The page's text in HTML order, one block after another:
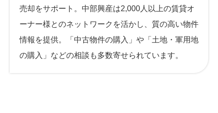
売却をサポート。中部興産は2,000人以上の賃貸オ
ーナー様とのネットワークを活かし、質の高い物件
情報を提供。「中古物件の購入」や「土地・軍用地
の購入」などの相談も多数寄せられています。